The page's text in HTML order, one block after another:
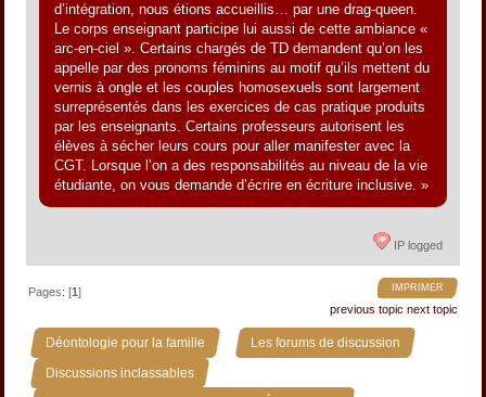
d’intégration, nous étions accueillis… par une drag-queen.
Le corps enseignant participe lui aussi de cette ambiance «
arc-en-ciel ». Certains chargés de TD demandent qu’on les
appelle par des pronoms féminins au motif qu’ils mettent du
vernis à ongle et les couples homosexuels sont largement
surreprésentés dans les exercices de cas pratique produits
par les enseignants. Certains professeurs autorisent les
élèves à sécher leurs cours pour aller manifester avec la
CGT. Lorsque l’on a des responsabilités au niveau de la vie
étudiante, on vous demande d’écrire en écriture inclusive. »
IP logged
IMPRIMER
Pages: [1]
previous topic next topic
Déontologie pour la famille » Les forums de discussion »
Discussions inclassables »